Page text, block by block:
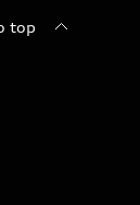
top